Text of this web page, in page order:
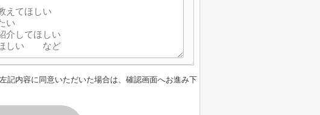
記内容に同意いただいた場合は、確認画面へお進み下